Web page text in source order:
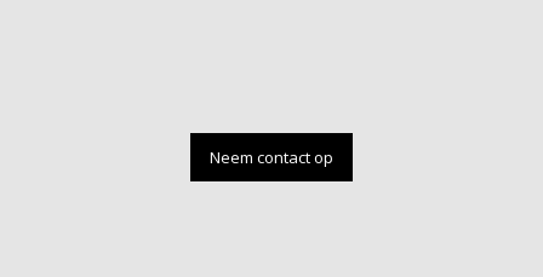
Neem contact op